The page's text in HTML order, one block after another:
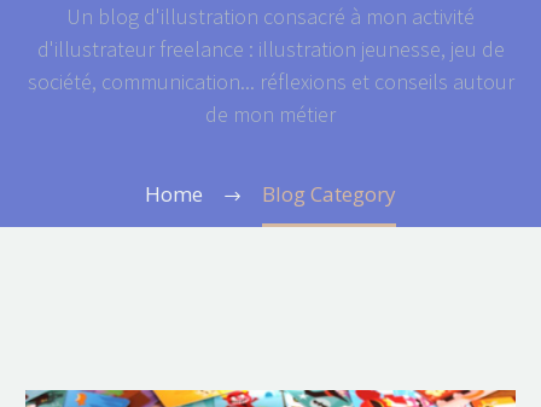
Un blog d'illustration consacré à mon activité
d'illustrateur freelance : illustration jeunesse, jeu de
société, communication... réflexions et conseils autour
de mon métier
Home Blog Category